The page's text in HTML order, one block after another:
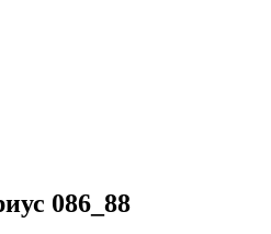
086_88